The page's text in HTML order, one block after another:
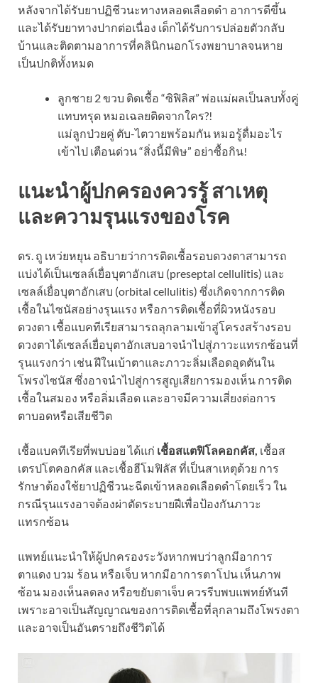
หลังจากได้รับยาปฏิชีวนะทางหลอดเลือดดำ อาการดีขึ้น
และได้รับยาทางปากต่อเนื่อง เด็กได้รับการปล่อยตัวกลับ
บ้านและติดตามอาการที่คลินิกนอกโรงพยาบาลจนหาย
เป็นปกติทั้งหมด
ลูกชาย 2 ขวบ ติดเชื้อ “ซิฟิลิส” พ่อแม่ผลเป็นลบทั้งคู่
แทบทรุด หมอเฉลยติดจากใคร?!
แม่ลูกป่วยคู่ ตับ-ไตวายพร้อมกัน หมอรู้ดื่มอะไร
เข้าไป เตือนด่วน “สิ่งนี้มีพิษ” อย่าซื้อกิน!
แนะนำผู้ปกครองควรรู้ สาเหตุ
และความรุนแรงของโรค
ดร. ถู เหว่ยหยุน อธิบายว่าการติดเชื้อรอบดวงตาสามารถ
แบ่งได้เป็นเซลล์เยื่อบุตาอักเสบ (preseptal cellulitis) และ
เซลล์เยื่อบุตาอักเสบ (orbital cellulitis) ซึ่งเกิดจากการติด
เชื้อในไซนัสอย่างรุนแรง หรือการติดเชื้อที่ผิวหนังรอบ
ดวงตา เชื้อแบคทีเรียสามารถลุกลามเข้าสู่โครงสร้างรอบ
ดวงตาได้เซลล์เยื่อบุตาอักเสบอาจนำไปสู่ภาวะแทรกซ้อนที่
รุนแรงกว่า เช่น ฝีในเบ้าตาและภาวะลิ่มเลือดอุดตันใน
โพรงไซนัส ซึ่งอาจนำไปสู่การสูญเสียการมองเห็น การติด
เชื้อในสมอง หรือลิ่มเลือด และอาจมีความเสี่ยงต่อการ
ตาบอดหรือเสียชีวิต
เชื้อแบคทีเรียที่พบบ่อย ได้แก่ เชื้อสแตฟิโลคอกคัส, เชื้อส
เตรปโตคอกคัส และเชื้อฮีโมฟิลัส ที่เป็นสาเหตุด้วย การ
รักษาต้องใช้ยาปฏิชีวนะฉีดเข้าหลอดเลือดดำโดยเร็ว ใน
กรณีรุนแรงอาจต้องผ่าตัดระบายฝีเพื่อป้องกันภาวะ
แทรกซ้อน
แพทย์แนะนำให้ผู้ปกครองระวังหากพบว่าลูกมีอาการ
ตาแดง บวม ร้อน หรือเจ็บ หากมีอาการตาโปน เห็นภาพ
ซ้อน มองเห็นลดลง หรือขยับตาเจ็บ ควรรีบพบแพทย์ทันที
เพราะอาจเป็นสัญญาณของการติดเชื้อที่ลุกลามถึงโพรงตา
และอาจเป็นอันตรายถึงชีวิตได้